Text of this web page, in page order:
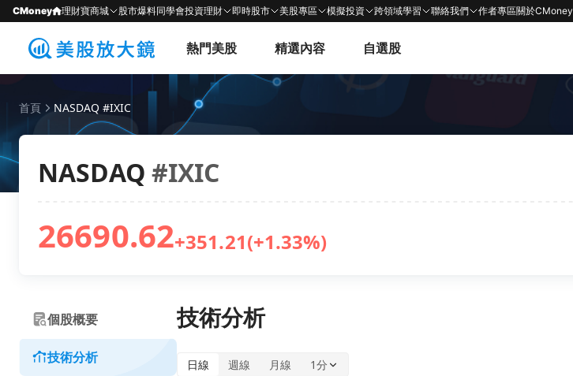
CMoney 理財寶商城 股市爆料同學會投資理財 即時股市 美股專區 模擬投資 跨領域學習 聯絡我們 作者專區關於CMoney
熱門美股 精選內容 自選股
首頁 NASDAQ #IXIC
NASDAQ #IXIC
26690.62+351.21(+1.33%)
個股概要
技術分析
技術分析
日線 週線 月線 1分